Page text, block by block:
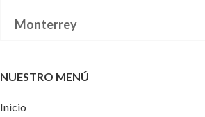
Monterrey
NUESTRO MENÚ
Inicio